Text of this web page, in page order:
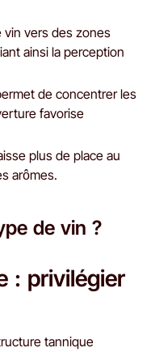
vin vers des zones
ainsi la perception
de concentrer les
favorise
plus de place au
arômes.
de vin ?
: privilégier
tannique